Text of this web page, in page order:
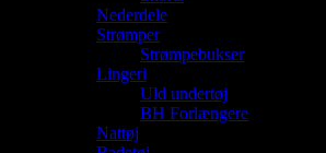
Nederdele
Strømper
Strømpebukser
Lingeri
Uld undertøj
BH Forlængere
Nattøj